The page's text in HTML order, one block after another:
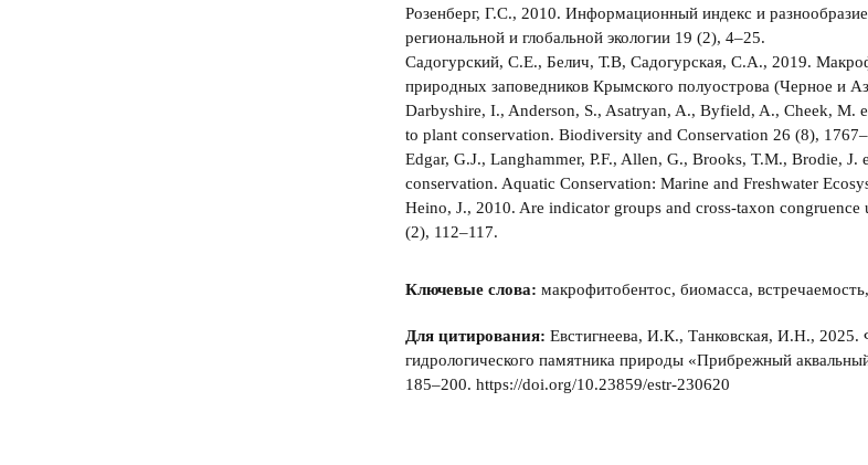
Розенберг, Г.С., 2010. Информационный индекс и
региональной и глобальной экологии 19 (2), 4–25.
Садогурский, С.Е., Белич, Т.В, Садогурская, С.А., 2019.
природных заповедников Крымского полуострова (Черное и
Darbyshire, I., Anderson, S., Asatryan, A., Byfield, A., Cheek, M.
to plant conservation. Biodiversity and Conservation 26 (8),
Edgar, G.J., Langhammer, P.F., Allen, G., Brooks, T.M., Brodie,
conservation. Aquatic Conservation: Marine and Freshwater
Heino, J., 2010. Are indicator groups and cross-taxon
(2), 112–117.
Ключевые слова: макрофитобентос, биомасса,
Для цитирования: Евстигнеева, И.К., Танковская, И.Н.,
гидрологического памятника природы «Прибрежный
185–200. https://doi.org/10.23859/estr-230620